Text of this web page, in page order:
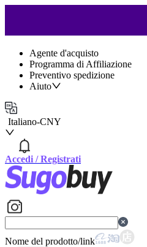
Agente d'acquisto
Programma di Affiliazione
Preventivo spedizione
Aiuto
Italiano-CNY
Accedi /Registrati
Nome del prodotto/link